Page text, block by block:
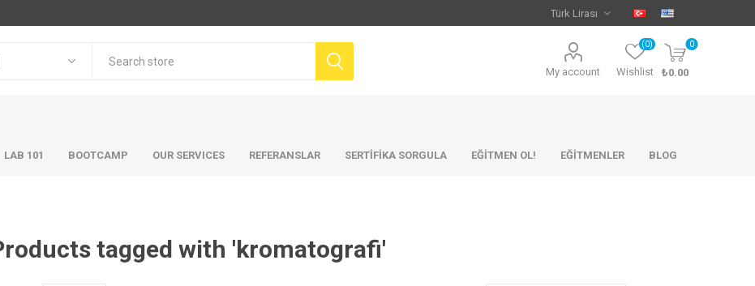
My account Wishlist
(0) 0
₺0.00
LAB 101 BOOTCAMP OUR SERVICES REFERANSLAR SERTİFİKA SORGULA EĞİTMEN OL! EĞİTMENLER BLOG
tagged with 'kromatografi'